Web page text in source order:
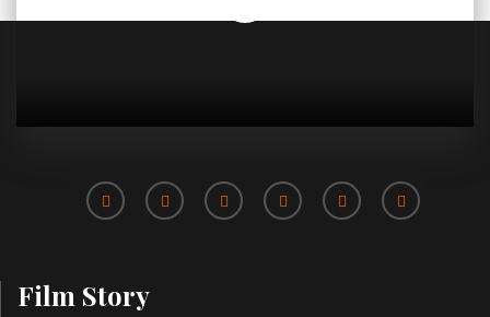
Film Story